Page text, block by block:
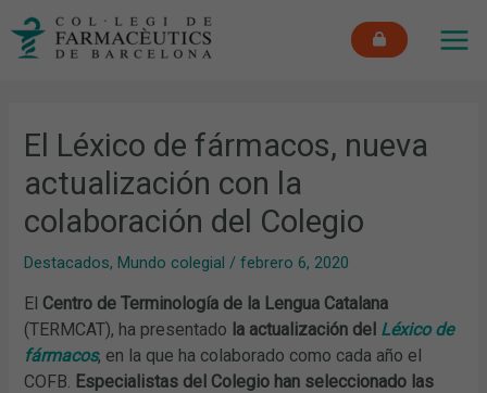
El Léxico de fármacos, nueva
actualización con la
colaboración del Colegio
Destacados, Mundo colegial /febrero 6, 2020
El Centro de Terminología de la Lengua Catalana
(TERMCAT), ha presentado la actualización del Léxico de
fármacos, en la que ha colaborado como cada año el
COFB. Especialistas del Colegio han seleccionado las